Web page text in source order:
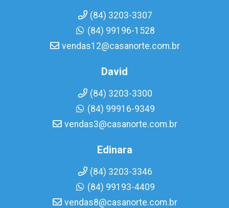
(84) 3203-3307
(84) 99196-1528
vendas12@casanorte.com.br
David
(84) 3203-3300
(84) 99916-9349
vendas3@casanorte.com.br
Edinara
(84) 3203-3346
(84) 99193-4409
vendas8@casanorte.com.br